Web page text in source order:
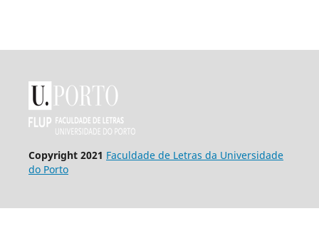
Copyright 2021 Faculdade de Letras da Universidade
do Porto